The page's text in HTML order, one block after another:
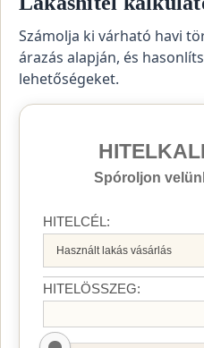
Számolja ki várható havi
árazás alapján, és
lehetőségeket.